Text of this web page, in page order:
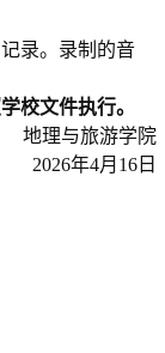
录。录制的音
校文件执行。
地理与旅游学院
2026年4月 16 日